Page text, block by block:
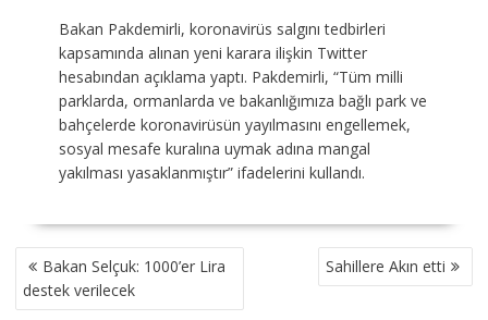
Bakan Pakdemirli, koronavirüs salgını tedbirleri
kapsamında alınan yeni karara ilişkin Twitter
hesabından açıklama yaptı. Pakdemirli, “Tüm milli
parklarda, ormanlarda ve bakanlığımıza bağlı park ve
bahçelerde koronavirüsün yayılmasını engellemek,
sosyal mesafe kuralına uymak adına mangal
yakılması yasaklanmıştır” ifadelerini kullandı.
YAZI
GEZINMESI
Bakan Selçuk: 1000’er Lira
destek verilecek
Sahillere Akın etti